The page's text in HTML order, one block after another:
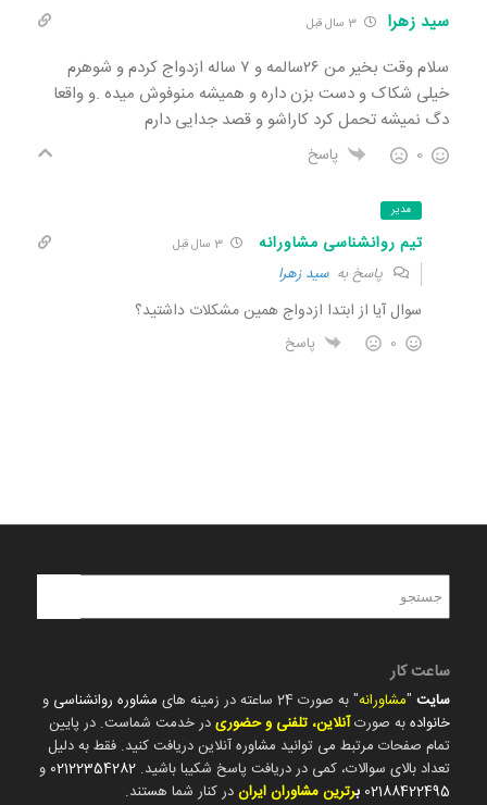
سید زهرا 3 سال قبل
سلام وقت بخیر من ۲۶سالمه و ۷ ساله ازدواج کردم و شوهرم
خیلی شکاک و دست بزن داره و همیشه منوفوش میده .و واقعا
دگ نمیشه تحمل کرد کاراشو و قصد جدایی دارم
0 پاسخ
مدیر
تیم روانشناسی مشاورانه
پاسخ بهسید زهرا
سوال آیا از ابتدا ازدواج همین مشکلات داشتید؟
0 پاسخ
ساعت کار
سایت"مشاورانه" به صورت 24 ساعته در زمینه های مشاوره روانشناسی و
خانوادهبه صورتآنلاین، تلفنی و حضوریدر خدمت شماست. در پایین
تمام صفحات مرتبط می توانید مشاوره آنلاین دریافت کنید. فقط به دلیل
تعداد بالای سوالات، کمی در دریافت پاسخ شکیبا باشید. 02122354282 و
02188422495 برترین مشاوران ایراندر کنار شما هستند.